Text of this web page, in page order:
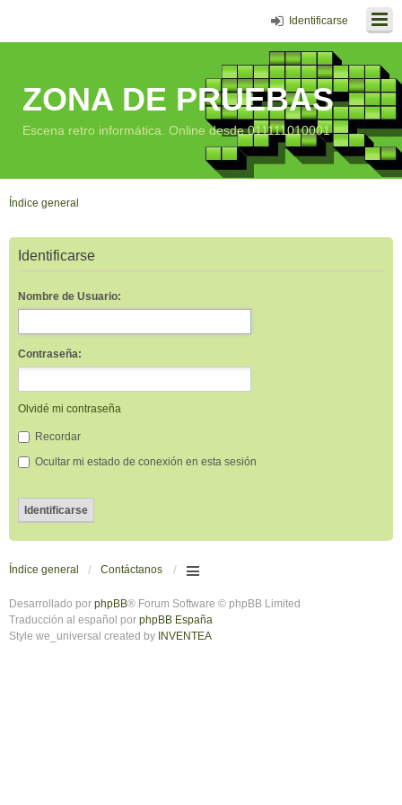
Identificarse
ZONA DE PRUEBAS
Escena retro informática. Online desde 011111010001
Índice general
Identificarse
Nombre de Usuario:
Contraseña:
Olvidé mi contraseña
Recordar
Ocultar mi estado de conexión en esta sesión
Índice general Contáctanos
Desarrollado por phpBB® Forum Software © phpBB Limited
Traducción al español por phpBB España
Style we_universal created by INVENTEA